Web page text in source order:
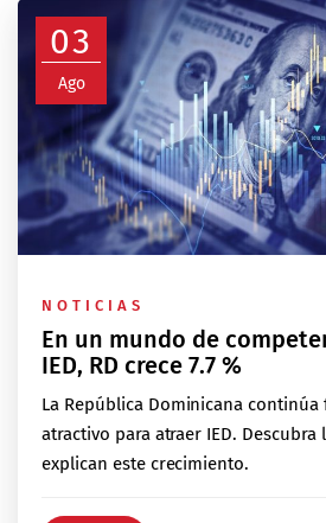
03
Ago
NOTICIAS
En un mundo de
IED, RD crece 7.7 %
La República Dominicana
atractivo para atraer IED. Descubra
explican este crecimiento.